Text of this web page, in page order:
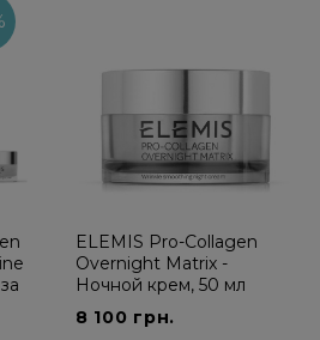
ELEMIS Pro-Collagen
Overnight Matrix -
Ночной крем, 50 мл
8 100 грн.